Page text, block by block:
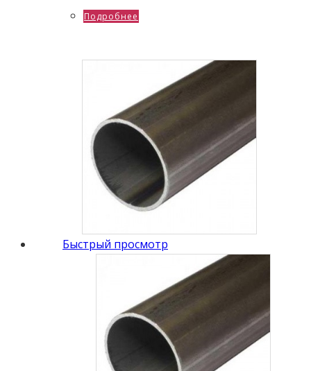
Подробнее
Быстрый просмотр